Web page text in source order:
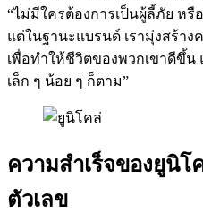
“ไม่มีใครต้องการเป็นผู้ลี้ภัย ห
แต่ในฐานะแบรนด์ เรามุ่งสร้าง
เพื่อทำให้ชีวิตของพวกเขาดีขึ้น
เล็ก ๆ น้อย ๆ ก็ตาม”
ความสำเร็จของยูนิ
ตัวเลข